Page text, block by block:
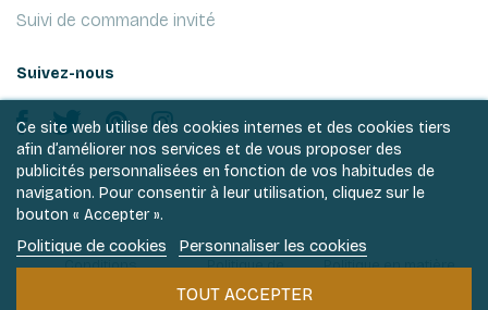
Suivi de commande invité
Suivez-nous
Ce site web utilise des cookies internes et des cookies tiers
afin d’améliorer nos services et de vous proposer des
publicités personnalisées en fonction de vos habitudes de
navigation. Pour consentir à leur utilisation, cliquez sur le
bouton « Accepter ».
Politique de cookies Personnaliser les cookies
TOUT ACCEPTER
Conditions
Politique de
vie privée
Politique en matière